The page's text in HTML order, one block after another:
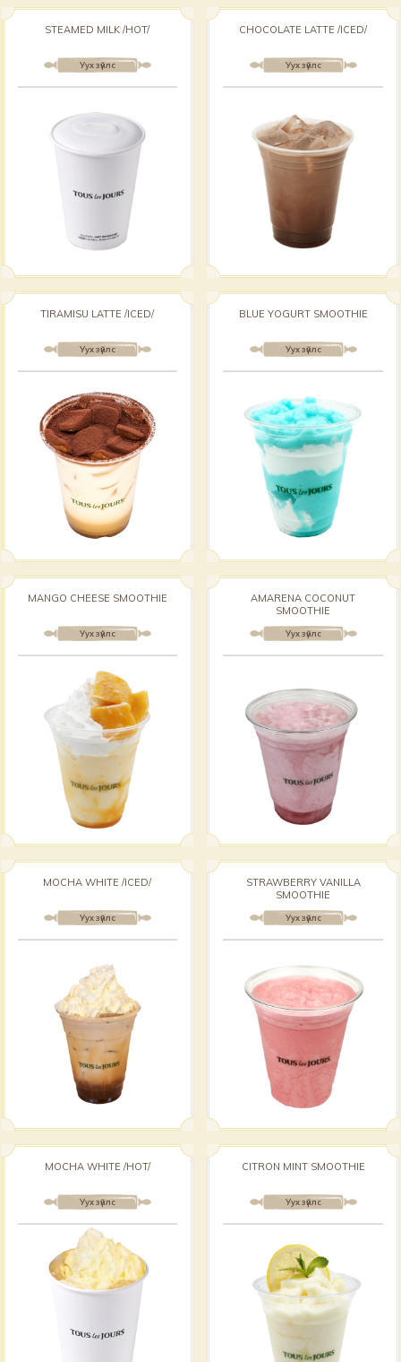
Уух зүйлс
STEAMED MILK /HOT/
Уух зүйлс
CHOCOLATE LATTE /ICED/
Уух зүйлс
TIRAMISU LATTE /ICED/
Уух зүйлс
BLUE YOGURT SMOOTHIE
Уух зүйлс
MANGO CHEESE SMOOTHIE
Уух зүйлс
AMARENA COCONUT
SMOOTHIE
Уух зүйлс
MOCHA WHITE /ICED/
Уух зүйлс
STRAWBERRY VANILLA
SMOOTHIE
Уух зүйлс
MOCHA WHITE /HOT/
Уух зүйлс
CITRON MINT SMOOTHIE